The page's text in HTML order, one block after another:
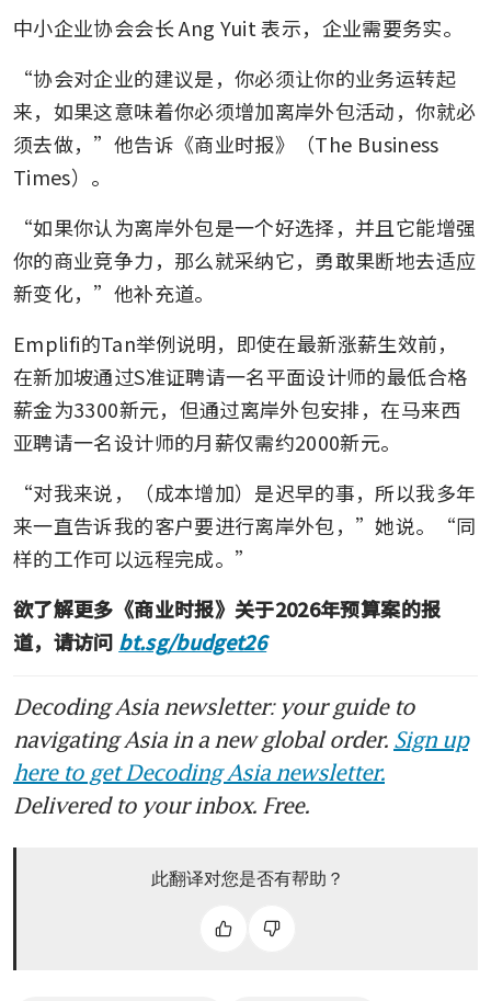
中小企业协会会长 Ang Yuit 表示，企业需要务实。
“协会对企业的建议是，你必须让你的业务运转起
来，如果这意味着你必须增加离岸外包活动，你就必
须去做，”他告诉《商业时报》（The Business
Times）。
“如果你认为离岸外包是一个好选择，并且它能增强
你的商业竞争力，那么就采纳它，勇敢果断地去适应
新变化，”他补充道。
Emplifi的Tan举例说明，即使在最新涨薪生效前，
在新加坡通过S准证聘请一名平面设计师的最低合格
薪金为3300新元，但通过离岸外包安排，在马来西
亚聘请一名设计师的月薪仅需约2000新元。
“对我来说，（成本增加）是迟早的事，所以我多年
来一直告诉我的客户要进行离岸外包，”她说。“同
样的工作可以远程完成。”
欲了解更多《商业时报》关于2026年预算案的报
道，请访问 bt.sg/budget26
Decoding Asia newsletter: your guide to
navigating Asia in a new global order. Sign up
here to get Decoding Asia newsletter.
Delivered to your inbox. Free.
此翻译对您是否有帮助？